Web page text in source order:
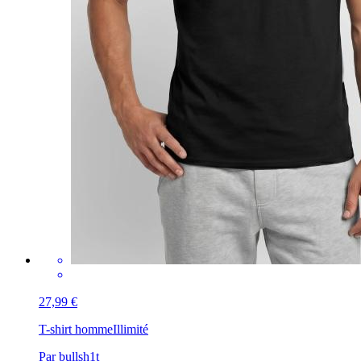
27,99 €
T-shirt hommeIllimité
Par bullsh1t